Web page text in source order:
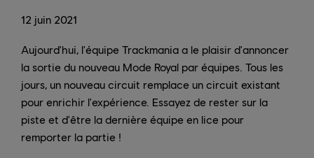
12 juin 2021
Aujourd'hui, l'équipe Trackmania a le plaisir d'annoncer
la sortie du nouveau Mode Royal par équipes. Tous les
jours, un nouveau circuit remplace un circuit existant
pour enrichir l'expérience. Essayez de rester sur la
piste et d'être la dernière équipe en lice pour
remporter la partie !